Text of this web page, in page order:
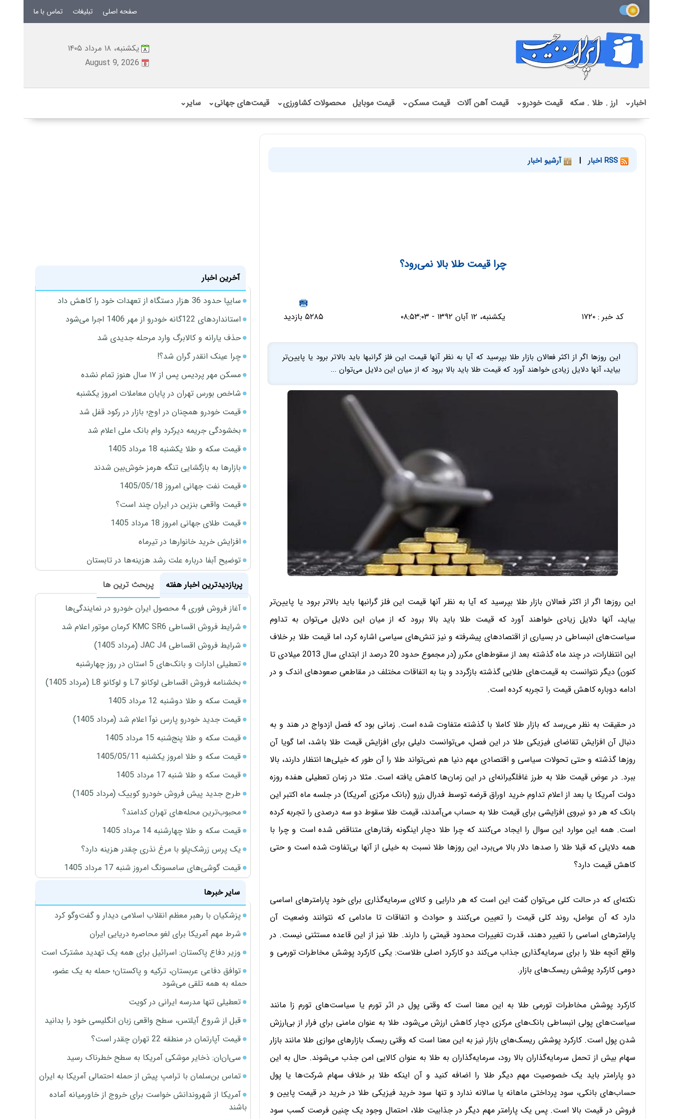
صفحه اصلی تبلیغات تماس با ما
یکشنبه، ۱۸ مرداد ۱۴۰۵
August 9, 2026
اخبار⌄ ارز . طلا . سکه قیمت خودرو⌄ قیمت آهن آلات قیمت مسکن⌄ قیمت موبایل محصولات کشاورزی⌄ قیمت‌های جهانی⌄ سایر⌄
| آرشیو اخبار
چرا قیمت طلا بالا نمی‌رود؟
کد خبر : ۱۷۲۰ یکشنبه، ۱۲ آبان ۱۳۹۲ - ۰۸:۵۳:۰۳ ۵۲۸۵ بازدید
این روزها اگر از اکثر فعالان بازار طلا بپرسید که آیا به نظر آنها قیمت این فلز گرانبها باید بالاتر برود یا پایین‌تر
بیاید، آنها دلایل زیادی خواهند آورد که قیمت طلا باید بالا برود که از میان این دلایل می‌توان ...
این روزها اگر از اکثر فعالان بازار طلا بپرسید که آیا به نظر آنها قیمت این فلز گرانبها باید بالاتر برود یا پایین‌تر
بیاید، آنها دلایل زیادی خواهند آورد که قیمت طلا باید بالا برود که از میان این دلایل می‌توان به تداوم
سیاست‌های انبساطی در بسیاری از اقتصادهای پیشرفته و نیز تنش‌های سیاسی اشاره کرد، اما قیمت طلا بر خلاف
این انتظارات، در چند ماه گذشته بعد از سقوط‌های مکرر (در مجموع حدود 20 درصد از ابتدای سال 2013 میلادی تا
کنون) دیگر نتوانست به قیمت‌های طلایی گذشته بازگردد و بنا به اتفاقات مختلف در مقاطعی صعودهای اندک و در
ادامه دوباره کاهش قیمت را تجربه کرده است.
در حقیقت به نظر می‌رسد که بازار طلا کاملا با گذشته متفاوت شده است. زمانی بود که فصل ازدواج در هند و به
دنبال آن افزایش تقاضای فیزیکی طلا در این فصل، می‌توانست دلیلی برای افزایش قیمت طلا باشد، اما گویا آن
روزها گذشته و حتی تحولات سیاسی و اقتصادی مهم دنیا هم نمی‌تواند طلا را آن طور که خیلی‌ها انتظار دارند، بالا
ببرد. در عوض قیمت طلا به طرز غافلگیرانه‌ای در این زمان‌ها کاهش یافته است. مثلا در زمان تعطیلی هفده روزه
دولت آمریکا یا بعد از اعلام تداوم خرید اوراق قرضه توسط فدرال رزرو (بانک مرکزی آمریکا) در جلسه ماه اکتبر این
بانک که هر دو نیروی افزایشی برای قیمت طلا به حساب می‌آمدند، قیمت طلا سقوط دو سه درصدی را تجربه کرده
است. همه این موارد این سوال را ایجاد می‌کنند که چرا طلا دچار اینگونه رفتارهای متناقض شده است و چرا با
همه دلایلی که قبلا طلا را صدها دلار بالا می‌برد، این روزها طلا نسبت به خیلی از آنها بی‌تفاوت شده است و حتی
کاهش قیمت دارد؟
نکته‌ای که در حالت کلی می‌توان گفت این است که هر دارایی و کالای سرمایه‌گذاری برای خود پارامترهای اساسی
دارد که آن عوامل، روند کلی قیمت را تعیین می‌کنند و حوادث و اتفاقات تا مادامی که نتوانند وضعیت آن
پارامترهای اساسی را تغییر دهند، قدرت تغییرات محدود قیمتی را دارند. طلا نیز از این قاعده مستثنی نیست. در
واقع آنچه طلا را برای سرمایه‌گذاری جذاب می‌کند دو کارکرد اصلی طلاست: یکی کارکرد پوشش مخاطرات تورمی و
دومی کارکرد پوشش ریسک‌های بازار.
کارکرد پوشش مخاطرات تورمی طلا به این معنا است که وقتی پول در اثر تورم یا سیاست‌های تورم زا مانند
سیاست‌های پولی انبساطی بانک‌های مرکزی دچار کاهش ارزش می‌شود، طلا به عنوان مامنی برای فرار از بی‌ارزش
شدن پول است. کارکرد پوشش ریسک‌های بازار نیز به این معنا است که وقتی ریسک بازارهای موازی طلا مانند بازار
سهام بیش از تحمل سرمایه‌گذاران بالا رود، سرمایه‌گذاران به طلا به عنوان کالایی امن جذب می‌شوند. حال به این
دو پارامتر باید یک خصوصیت مهم دیگر طلا را اضافه کنید و آن اینکه طلا بر خلاف سهام شرکت‌ها یا پول
حساب‌های بانکی، سود پرداختی ماهانه یا سالانه ندارد و تنها سود خرید فیزیکی طلا در خرید در قیمت پایین و
فروش در قیمت بالا است. پس یک پارامتر مهم دیگر در جذابیت طلا، احتمال وجود یک چنین فرصت کسب سود
آخرین اخبار
سایپا حدود 36 هزار دستگاه از تعهدات خود را کاهش داد
استانداردهای 122گانه خودرو از مهر 1406 اجرا می‌شود
حذف یارانه و کالابرگ وارد مرحله جدیدی شد
چرا عینک انقدر گران شد؟!
مسکن مهر پردیس پس از ۱۷ سال هنوز تمام نشده
شاخص بورس تهران در پایان معاملات امروز یکشنبه
قیمت خودرو همچنان در اوج؛ بازار در رکود قفل شد
بخشودگی جریمه دیرکرد وام بانک ملی اعلام شد
قیمت سکه و طلا یکشنبه 18 مرداد 1405
بازارها به بازگشایی تنگه هرمز خوش‌بین شدند
قیمت نفت جهانی امروز 1405/05/18
قیمت واقعی بنزین در ایران چند است؟
قیمت طلای جهانی امروز 18 مرداد 1405
افزایش خرید خانوارها در تیرماه
توضیح آبفا درباره علت رشد هزینه‌ها در تابستان
پربازدیدترین اخبار هفته
پربحث ترین ها
آغاز فروش فوری 4 محصول ایران خودرو در نمایندگی‌ها
شرایط فروش اقساطی KMC SR6 کرمان موتور اعلام شد
شرایط فروش اقساطی JAC J4 (مرداد 1405)
تعطیلی ادارات و بانک‌های 5 استان در روز چهارشنبه
بخشنامه فروش اقساطی لوکانو L7 و لوکانو L8 (مرداد 1405)
قیمت سکه و طلا دوشنبه 12 مرداد 1405
قیمت جدید خودرو پارس نوآ اعلام شد (مرداد 1405)
قیمت سکه و طلا پنج‌شنبه 15 مرداد 1405
قیمت سکه و طلا امروز یکشنبه 1405/05/11
قیمت سکه و طلا شنبه 17 مرداد 1405
طرح جدید پیش فروش خودرو کوییک (مرداد 1405)
محبوب‌ترین محله‌های تهران کدامند؟
قیمت سکه و طلا چهارشنبه 14 مرداد 1405
یک پرس زرشک‌پلو با مرغ نذری چقدر هزینه دارد؟
قیمت گوشی‌های سامسونگ امروز شنبه 17 مرداد 1405
سایر خبرها
پزشکیان با رهبر معظم انقلاب اسلامی دیدار و گفت‌وگو کرد
شرط مهم آمریکا برای لغو محاصره دریایی ایران
وزیر دفاع پاکستان: اسرائیل برای همه یک تهدید مشترک است
توافق دفاعی عربستان، ترکیه و پاکستان؛ حمله به یک عضو،
حمله به همه تلقی می‌شود
تعطیلی تنها مدرسه ایرانی در کویت
قبل از شروع آیلتس، سطح واقعی زبان انگلیسی خود را بدانید
قیمت آپارتمان در منطقه 22 تهران چقدر است؟
سی‌ان‌ان: ذخایر موشکی آمریکا به سطح خطرناک رسید
تماس بن‌سلمان با ترامپ پیش از حمله احتمالی آمریکا به ایران
آمریکا از شهروندانش خواست برای خروج از خاورمیانه آماده
باشند